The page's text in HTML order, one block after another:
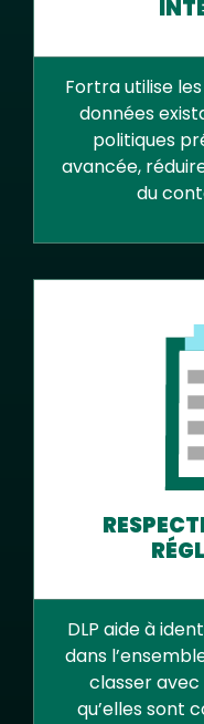
Fortra utilise
données
politiques
avancée,
du
DLP aide à
dans
classer avec
qu’elles sont